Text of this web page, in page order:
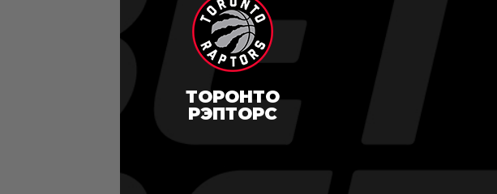
ТОРОНТО
РЭПТОРС